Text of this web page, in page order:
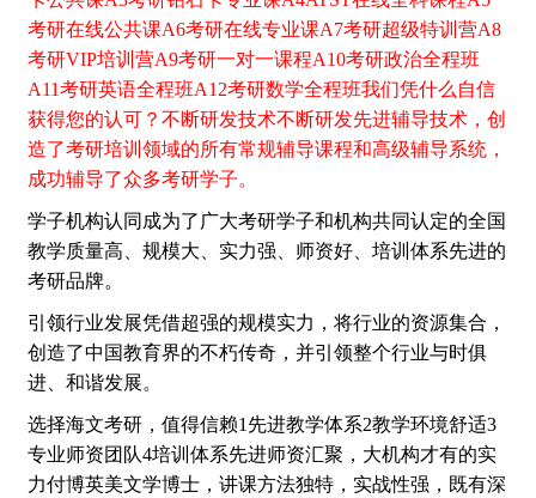
考研在线公共课A6考研在线专业课A7考研超级特训营A8
考研VIP培训营A9考研一对一课程A10考研政治全程班
A11考研英语全程班A12考研数学全程班我们凭什么自信
获得您的认可？不断研发技术不断研发先进辅导技术，创
造了考研培训领域的所有常规辅导课程和高级辅导系统，
成功辅导了众多考研学子。
学子机构认同成为了广大考研学子和机构共同认定的全国
教学质量高、规模大、实力强、师资好、培训体系先进的
考研品牌。
引领行业发展凭借超强的规模实力，将行业的资源集合，
创造了中国教育界的不朽传奇，并引领整个行业与时俱
进、和谐发展。
选择海文考研，值得信赖1先进教学体系2教学环境舒适3
专业师资团队4培训体系先进师资汇聚，大机构才有的实
力付博英美文学博士，讲课方法独特，实战性强，既有深